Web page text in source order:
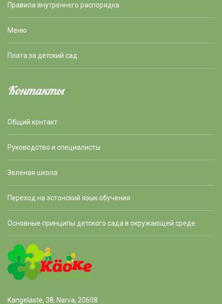
Правила внутреннего распорядка
Меню
Плата за детский сад
Контакты
Общий контакт
Руководство и специалисты
Зеленая школа
Переход на эстонский язык обучения
Основные принципы детского сада в окружающей среде
Kangelaste, 38, Narva, 20608